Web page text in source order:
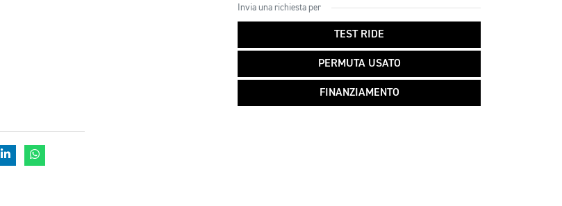
Invia una richiesta per
TEST RIDE
PERMUTA USATO
FINANZIAMENTO